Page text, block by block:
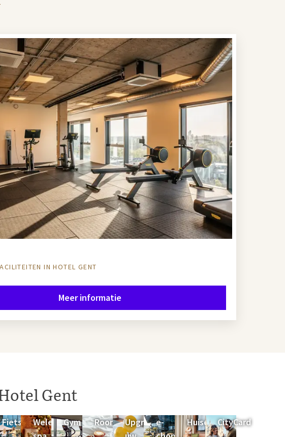
IN HOTEL GENT
Meer informatie
Gent
Fietsverhuur
WeledaGym Roomservice
Upgradee-
HuisdierenCityCard